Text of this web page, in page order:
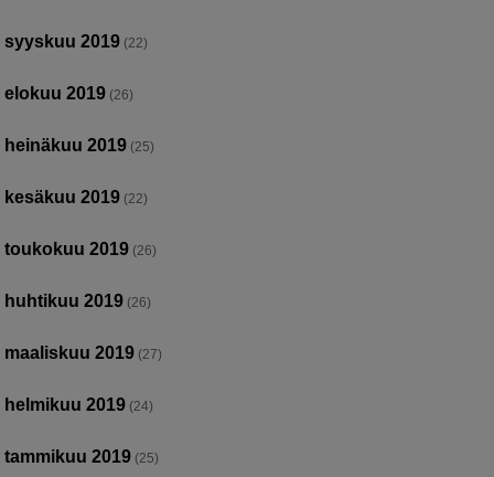
syyskuu 2019 (22)
elokuu 2019 (26)
heinäkuu 2019 (25)
kesäkuu 2019 (22)
toukokuu 2019 (26)
huhtikuu 2019 (26)
maaliskuu 2019 (27)
helmikuu 2019 (24)
tammikuu 2019 (25)